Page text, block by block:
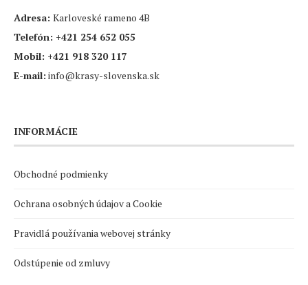
Adresa: Karloveské rameno 4B
Telefón: +421 254 652 055
Mobil: +421 918 320 117
E-mail: info@krasy-slovenska.sk
INFORMÁCIE
Obchodné podmienky
Ochrana osobných údajov a Cookie
Pravidlá používania webovej stránky
Odstúpenie od zmluvy